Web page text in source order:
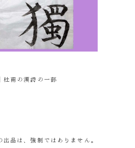
杜甫の漢詩の一部
品は、強制ではありません。